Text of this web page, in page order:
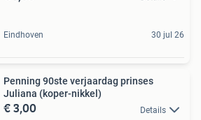
Eindhoven 30 jul 26
Penning 90ste verjaardag prinses
Juliana (koper-nikkel)
€ 3,00 Details